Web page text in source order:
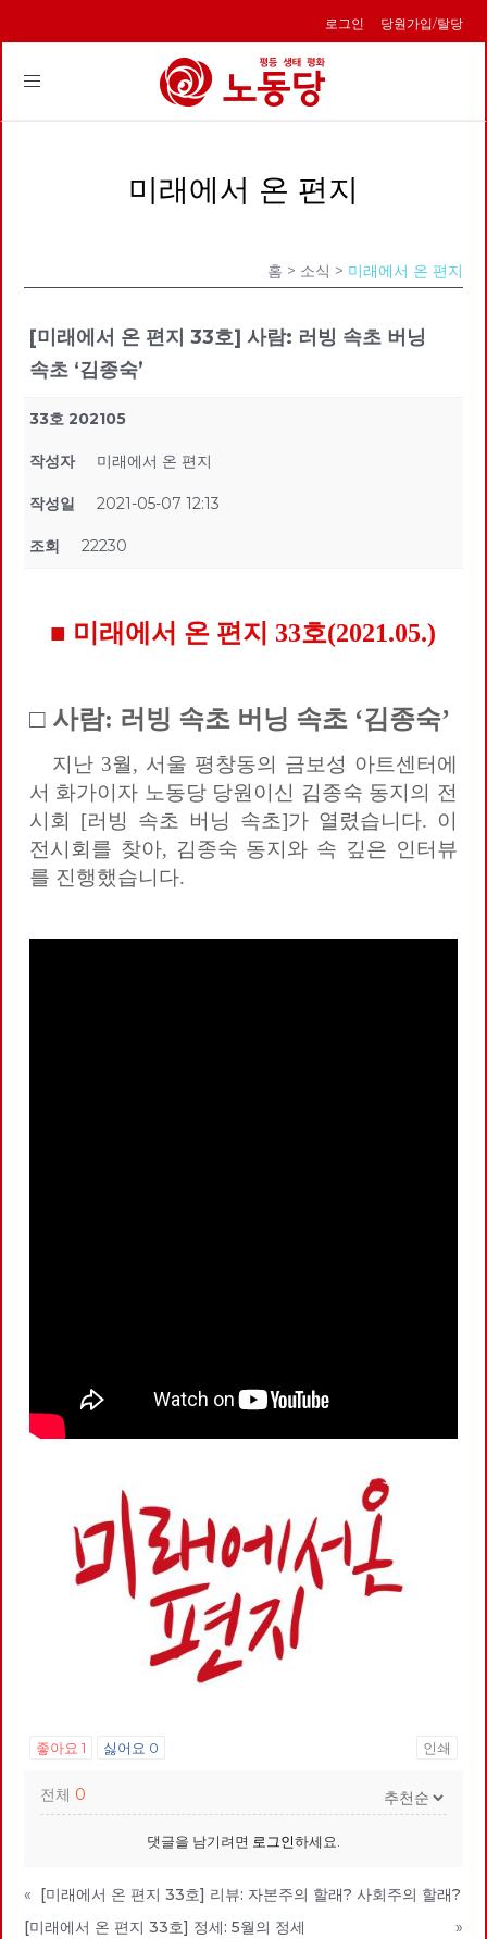
로그인 당원가입/탈당
Toggle
미래에서 온 편지
홈 > 소식 > 미래에서 온 편지
[미래에서 온 편지 33호] 사람: 러빙 속초 버닝
속초 ‘김종숙’
33호 202105
작성자 미래에서 온 편지
작성일 2021-05-07 12:13
조회 22230
■ 미래에서 온 편지 33호(2021.05.)
□ 사람: 러빙 속초 버닝 속초 ‘김종숙’
지난 3월, 서울 평창동의 금보성 아트센터에
서 화가이자 노동당 당원이신 김종숙 동지의 전
시회 [러빙 속초 버닝 속초]가 열렸습니다. 이
전시회를 찾아, 김종숙 동지와 속 깊은 인터뷰
를 진행했습니다.
좋아요 1 싫어요 0 인쇄
전체 0
댓글을 남기려면 로그인하세요.
« [미래에서 온 편지 33호] 리뷰: 자본주의 할래? 사회주의 할래?
[미래에서 온 편지 33호] 정세: 5월의 정세
»